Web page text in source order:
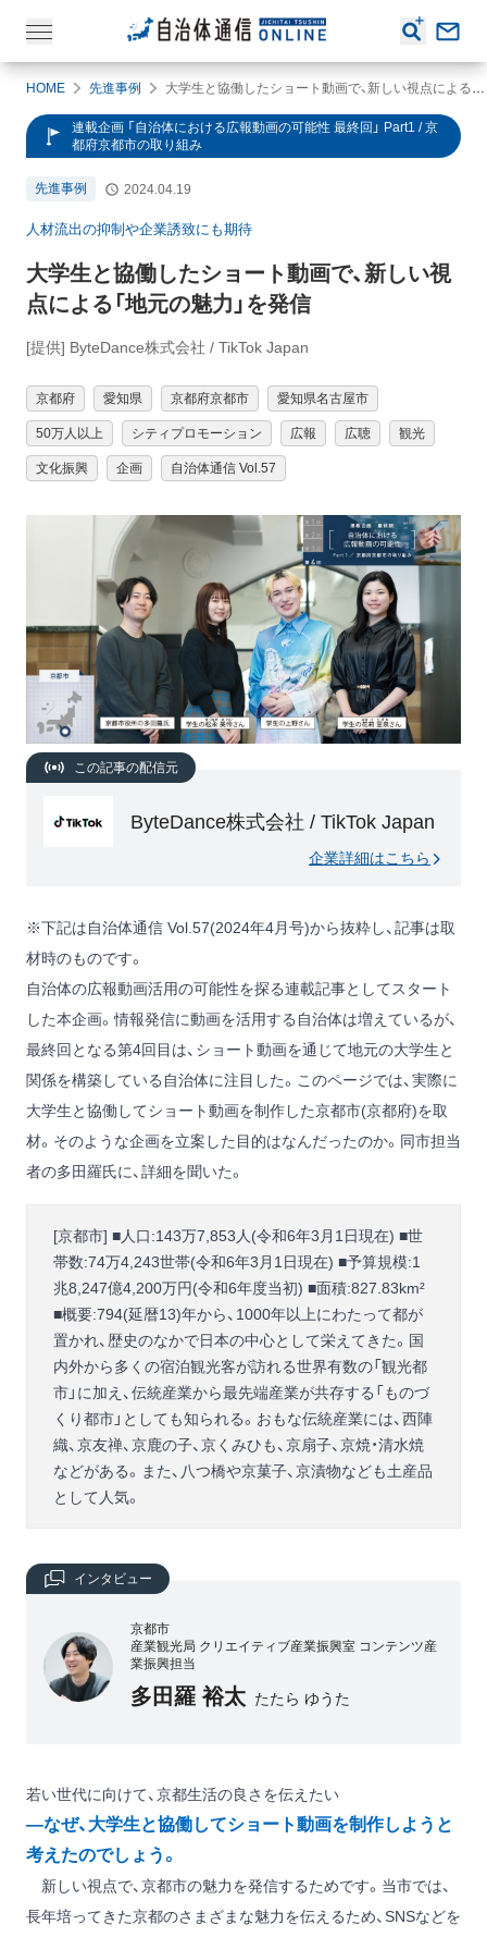
HOME 先進事例 大学生と協働したショート動画で、新しい視点による「地元の魅力」を発信
連載企画 「自治体における広報動画の可能性 最終回」 Part1 / 京
都府京都市の取り組み
先進事例 2024.04.19
人材流出の抑制や企業誘致にも期待
大学生と協働したショート動画で、新しい視
点による「地元の魅力」を発信
[提供] ByteDance株式会社 / TikTok Japan
京都府 愛知県 京都府京都市 愛知県名古屋市
50万人以上 シティプロモーション 広報 広聴 観光
文化振興 企画 自治体通信 Vol.57
この記事の配信元
ByteDance株式会社 / TikTok Japan
企業詳細はこちら
※下記は自治体通信 Vol.57(2024年4月号)から抜粋し、記事は取
材時のものです。
自治体の広報動画活用の可能性を探る連載記事としてスタート
した本企画。情報発信に動画を活用する自治体は増えているが、
最終回となる第4回目は、ショート動画を通じて地元の大学生と
関係を構築している自治体に注目した。このページでは、実際に
大学生と協働してショート動画を制作した京都市(京都府)を取
材。そのような企画を立案した目的はなんだったのか。同市担当
者の多田羅氏に、詳細を聞いた。
[京都市] ■人口:143万7,853人(令和6年3月1日現在) ■世
帯数:74万4,243世帯(令和6年3月1日現在) ■予算規模:1
兆8,247億4,200万円(令和6年度当初) ■面積:827.83km²
■概要:794(延暦13)年から、1000年以上にわたって都が
置かれ、歴史のなかで日本の中心として栄えてきた。国
内外から多くの宿泊観光客が訪れる世界有数の「観光都
市」に加え、伝統産業から最先端産業が共存する「ものづ
くり都市」としても知られる。おもな伝統産業には、西陣
織、京友禅、京鹿の子、京くみひも、京扇子、京焼・清水焼
などがある。また、八つ橋や京菓子、京漬物なども土産品
として人気。
インタビュー
京都市
産業観光局 クリエイティブ産業振興室 コンテンツ産
業振興担当
多田羅 裕太 たたら ゆうた
若い世代に向けて、京都生活の良さを伝えたい
―なぜ、大学生と協働してショート動画を制作しようと
考えたのでしょう。
新しい視点で、京都市の魅力を発信するためです。当市では、
長年培ってきた京都のさまざまな魅力を伝えるため、SNSなどを